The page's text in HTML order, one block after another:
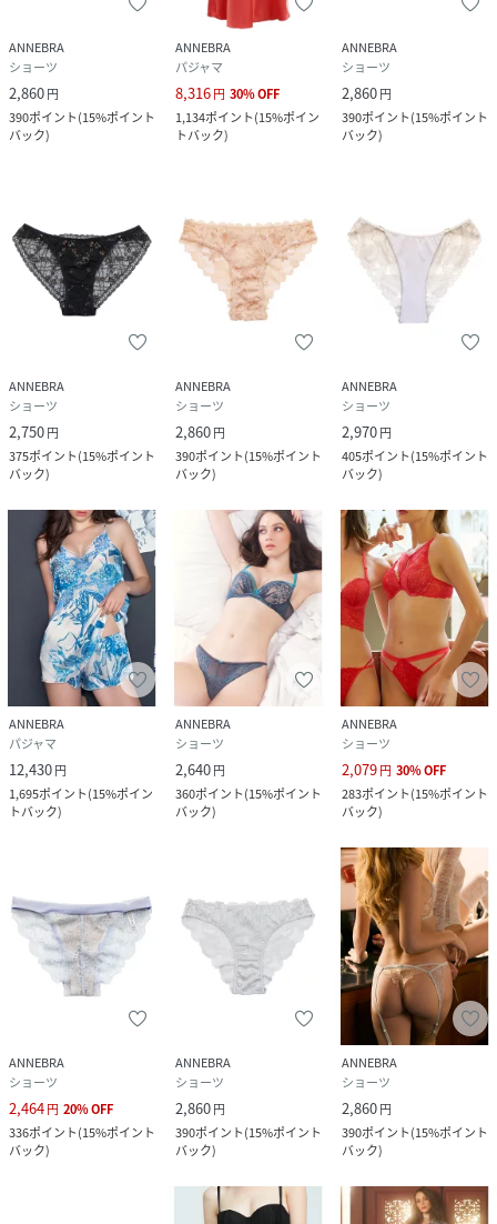
ANNEBRA
ショーツ
2,860円
390ポイント(15%ポイント
バック)
ANNEBRA
パジャマ
8,316円 30%OFF
1,134ポイント(15%ポイン
トバック)
ANNEBRA
ショーツ
2,860円
390ポイント(15%ポイント
バック)
ANNEBRA
ショーツ
2,750円
375ポイント(15%ポイント
バック)
ANNEBRA
ショーツ
2,860円
390ポイント(15%ポイント
バック)
ANNEBRA
ショーツ
2,970円
405ポイント(15%ポイント
バック)
ANNEBRA
パジャマ
12,430円
1,695ポイント(15%ポイン
トバック)
ANNEBRA
ショーツ
2,640円
360ポイント(15%ポイント
バック)
ANNEBRA
ショーツ
2,079円 30%OFF
283ポイント(15%ポイント
バック)
ANNEBRA
ショーツ
2,464円 20%OFF
336ポイント(15%ポイント
バック)
ANNEBRA
ショーツ
2,860円
390ポイント(15%ポイント
バック)
ANNEBRA
ショーツ
2,860円
390ポイント(15%ポイント
バック)